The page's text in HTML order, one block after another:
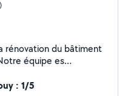
rénovation du bâtiment
équipe es
: 1/5